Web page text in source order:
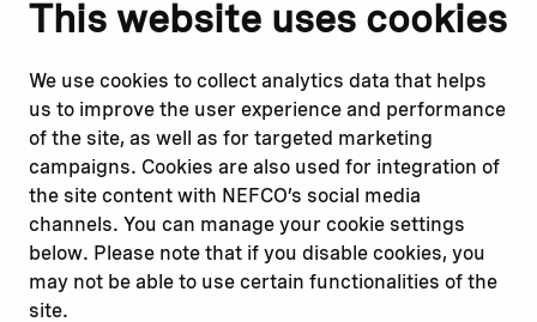
This website uses cookies
We use cookies to collect analytics data that helps
us to improve the user experience and performance
of the site, as well as for targeted marketing
campaigns. Cookies are also used for integration of
the site content with NEFCO’s social media
channels. You can manage your cookie settings
below. Please note that if you disable cookies, you
may not be able to use certain functionalities of the
site.
Report a concern
Submit a complaint
Instagram
Youtube
Read about
Our financing
Our projects
Our impact
Related websites
Nopef
BGFA
MCFA